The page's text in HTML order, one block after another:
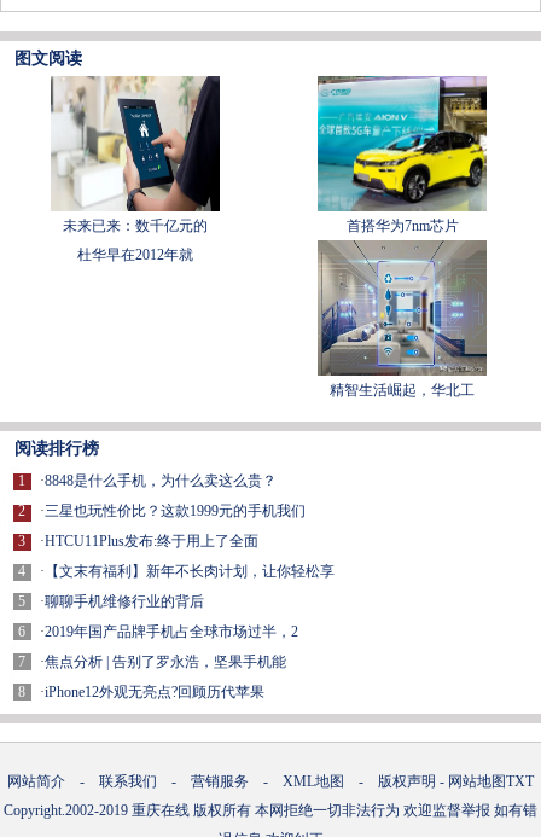
图文阅读
未来已来：数千亿元的
首搭华为7nm芯片
杜华早在2012年就
精智生活崛起，华北工
阅读排行榜
1
2
3
4
5
6
7
8
·8848是什么手机，为什么卖这么贵？
·三星也玩性价比？这款1999元的手机我们
·HTCU11Plus发布:终于用上了全面
· 【文末有福利】新年不长肉计划，让你轻松享
·聊聊手机维修行业的背后
·2019年国产品牌手机占全球市场过半，2
·焦点分析 |​ 告别了罗永浩，坚果手机能
·iPhone12外观无亮点?回顾历代苹果
网站简介 - 联系我们 - 营销服务 - XML地图 - 版权声明 - 网站地图TXT
Copyright.2002-2019 重庆在线 版权所有 本网拒绝一切非法行为 欢迎监督举报 如有错